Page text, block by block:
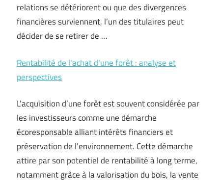
relations se détériorent ou que des divergences
financières surviennent, l’un des titulaires peut
décider de se retirer de …
Rentabilité de l’achat d’une forêt : analyse et
perspectives
L’acquisition d’une forêt est souvent considérée par
les investisseurs comme une démarche
écoresponsable alliant intérêts financiers et
préservation de l’environnement. Cette démarche
attire par son potentiel de rentabilité à long terme,
notamment grâce à la valorisation du bois, la vente